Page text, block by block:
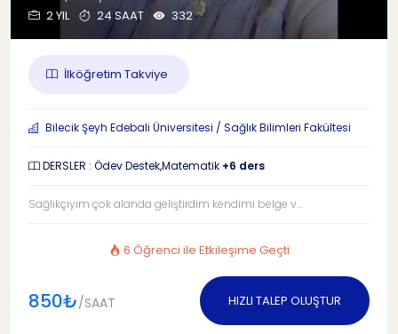
2 YIL
24 SAAT 332
İlköğretim Takviye
Bilecik Şeyh Edebali Üniversitesi / Sağlık Bilimleri Fakültesi
DERSLER : Ödev Destek,Matematik +6 ders
Sağlıkçıyım çok alanda geliştirdim kendimi belge v...
6 Öğrenci ile Etkileşime Geçti
850₺/SAAT HIZLI TALEP OLUŞTUR